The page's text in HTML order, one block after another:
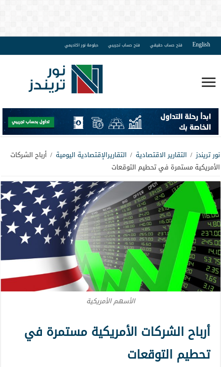
English فتح حساب حقيقي فتح حساب تجريبي دبلومة نور اكاديمي
نور تريندز / التقارير الاقتصادية / التقاريرالإقتصادية اليومية / أرباح الشركات
الأمريكية مستمرة في تحطيم التوقعات
الأسهم الأمريكية
أرباح الشركات الأمريكية مستمرة في
تحطيم التوقعات